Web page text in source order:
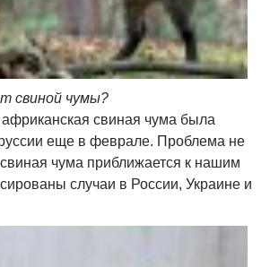
свиной чумы?
свиная чума была
еще в феврале. Проблема не
чума приближается к нашим
случаи в России, Украине и